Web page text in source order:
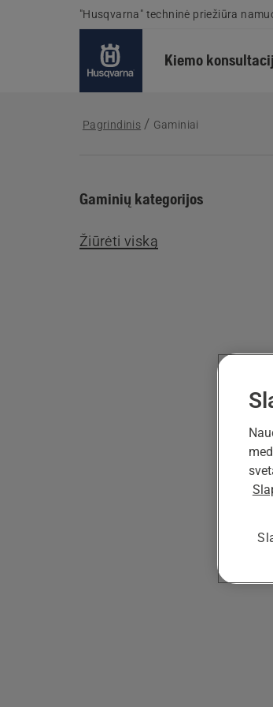
"Husqvarna" techninė priežiūra
Kiemo
Pagrindinis Gaminiai
Gaminių kategorijos
Žiūrėti viską